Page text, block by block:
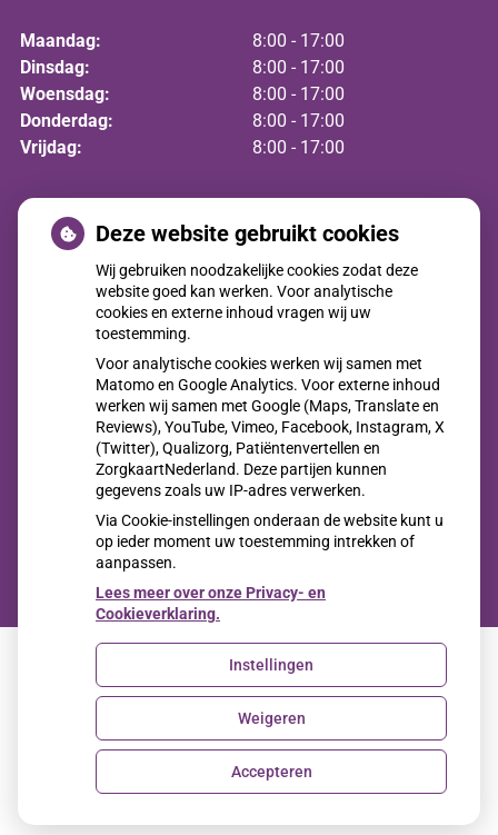
Maandag:
8:00 - 17:00
Dinsdag:
8:00 - 17:00
Woensdag:
8:00 - 17:00
Donderdag:
8:00 - 17:00
Vrijdag:
8:00 - 17:00
Nieuws
Nieuwe huisartsen
Jaarverslag 2025
Jong en alert: hoe je borstkanker herkent als je verder kijkt
dan een knobbeltje
Sinds huisartsen afslankmedicijnen mogen voorschrijven,
neemt gebruik toe
Eigen risico gaat onder toekomstig kabinet omhoog
Uw Zorg Online
Cookie-instellingen
Deze website gebruikt cookies
Wij gebruiken noodzakelijke cookies zodat deze
website goed kan werken. Voor analytische
cookies en externe inhoud vragen wij uw
toestemming.
Voor analytische cookies werken wij samen met
Matomo en Google Analytics. Voor externe inhoud
werken wij samen met Google (Maps, Translate en
Reviews), YouTube, Vimeo, Facebook, Instagram, X
(Twitter), Qualizorg, Patiëntenvertellen en
ZorgkaartNederland. Deze partijen kunnen
gegevens zoals uw IP-adres verwerken.
Via Cookie-instellingen onderaan de website kunt u
op ieder moment uw toestemming intrekken of
aanpassen.
Lees meer over onze Privacy- en
Cookieverklaring.
Instellingen
Weigeren
Accepteren